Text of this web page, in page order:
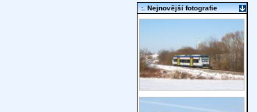
:. Nejnovější fotografie